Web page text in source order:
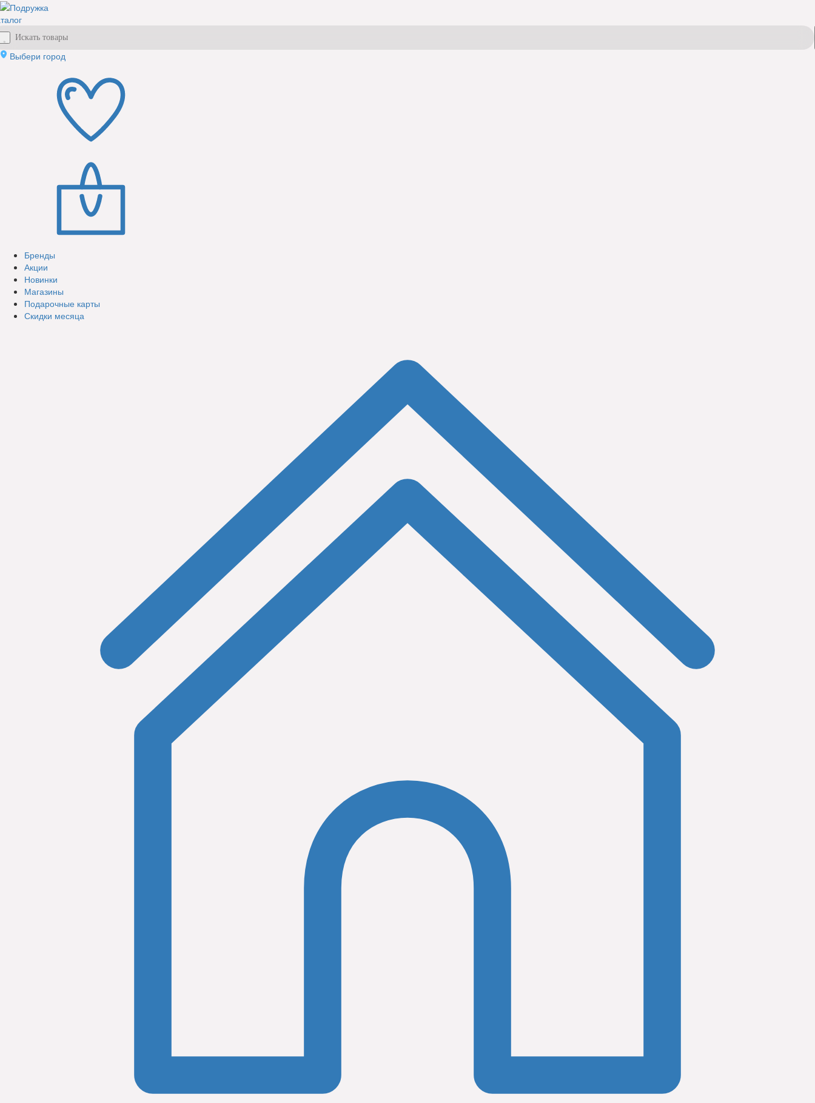
Выбери город
Бренды
Акции
Новинки
Магазины
Подарочные карты
Скидки месяца